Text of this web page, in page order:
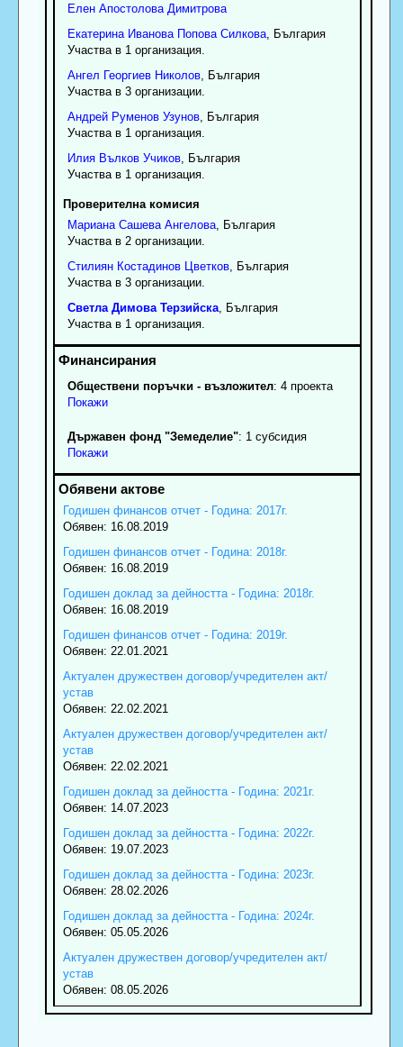
Елен Апостолова Димитрова
Екатерина Иванова Попова Силкова, България
Участва в 1 организация.
Ангел Георгиев Николов, България
Участва в 3 организации.
Андрей Руменов Узунов, България
Участва в 1 организация.
Илия Вълков Учиков, България
Участва в 1 организация.
Проверителна комисия
Мариана Сашева Ангелова, България
Участва в 2 организации.
Стилиян Костадинов Цветков, България
Участва в 3 организации.
Светла Димова Терзийска, България
Участва в 1 организация.
Обществени поръчки - възложител: 4 проекта
Покажи
Държавен фонд "Земеделие": 1 субсидия
Покажи
Годишен финансов отчет - Година: 2017г.
Обявен: 16.08.2019
Годишен финансов отчет - Година: 2018г.
Обявен: 16.08.2019
Годишен доклад за дейността - Година: 2018г.
Обявен: 16.08.2019
Годишен финансов отчет - Година: 2019г.
Обявен: 22.01.2021
Актуален дружествен договор/учредителен акт/
устав
Обявен: 22.02.2021
Актуален дружествен договор/учредителен акт/
устав
Обявен: 22.02.2021
Годишен доклад за дейността - Година: 2021г.
Обявен: 14.07.2023
Годишен доклад за дейността - Година: 2022г.
Обявен: 19.07.2023
Годишен доклад за дейността - Година: 2023г.
Обявен: 28.02.2026
Годишен доклад за дейността - Година: 2024г.
Обявен: 05.05.2026
Актуален дружествен договор/учредителен акт/
устав
Обявен: 08.05.2026